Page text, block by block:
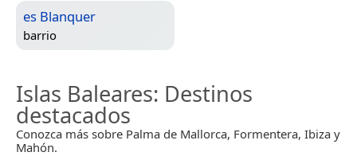
es Blanquer
barrio
Islas Baleares: Destinos
destacados
Conozca más sobre Palma de Mallorca, Formentera, Ibiza y
Mahón.